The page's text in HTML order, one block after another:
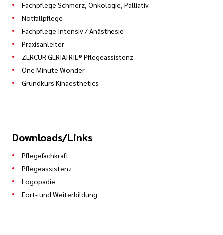
Fachpflege Schmerz, Onkologie, Palliativ
Notfallpflege
Fachpflege Intensiv / Anästhesie
Praxisanleiter
ZERCUR GERIATRIE® Pflegeassistenz
One Minute Wonder
Grundkurs Kinaesthetics
Downloads/Links
Pflegefachkraft
Pflegeassistenz
Logopädie
Fort- und Weiterbildung